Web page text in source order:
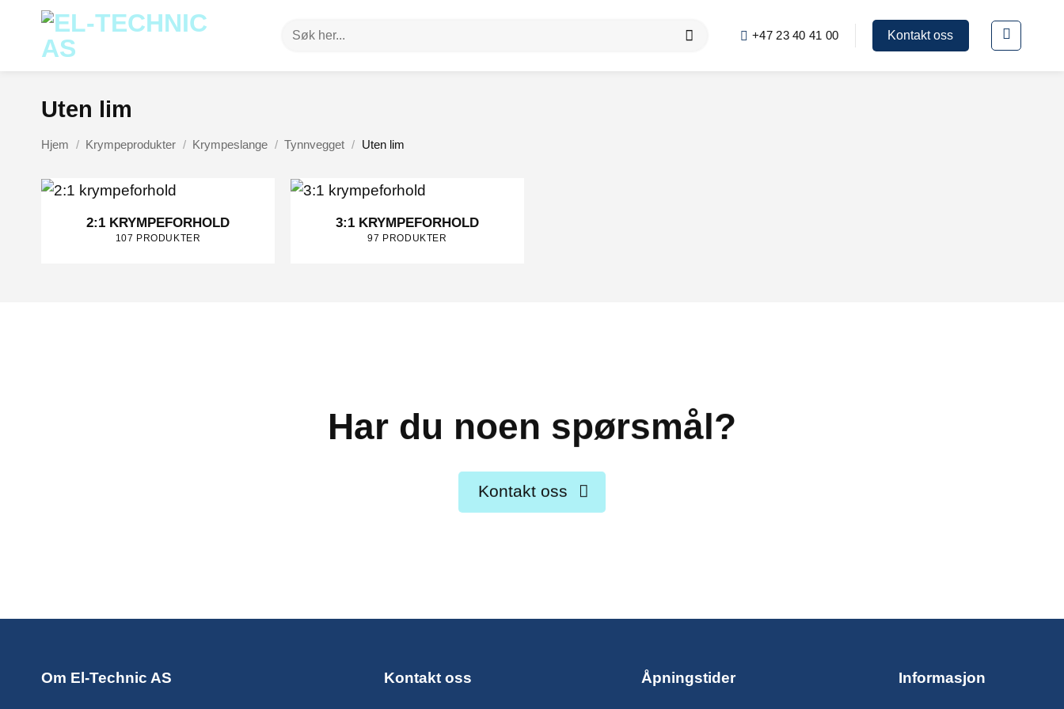
content
Søk
+47 23 40 41 00 Kontakt oss
Uten lim
Hjem / Krympeprodukter / Krympeslange / Tynnvegget / Uten lim
2:1 KRYMPEFORHOLD
107 PRODUKTER
3:1 KRYMPEFORHOLD
97 PRODUKTER
Har du noen spørsmål?
Kontakt oss
Om El-Technic AS Kontakt oss Åpningstider Informasjon